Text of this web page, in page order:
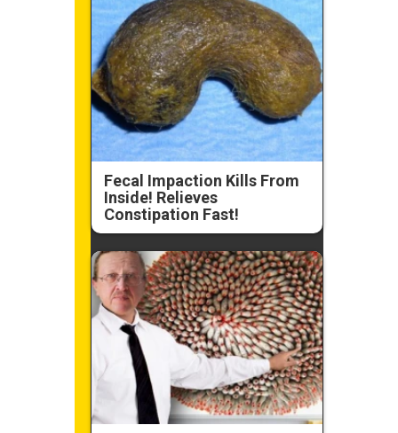
Fecal Impaction Kills From
Inside! Relieves
Constipation Fast!